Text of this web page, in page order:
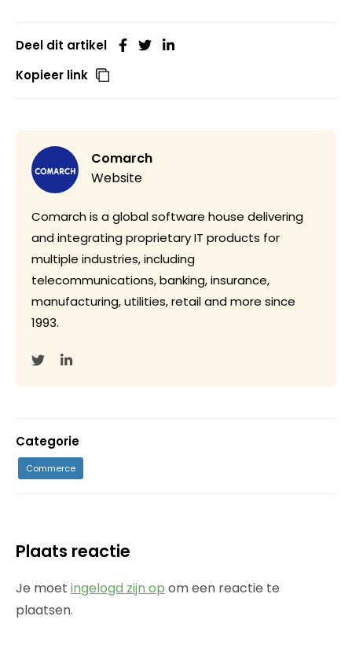
Deel dit artikel
Kopieer link
Comarch
Website
Comarch is a global software house delivering
and integrating proprietary IT products for
multiple industries, including
telecommunications, banking, insurance,
manufacturing, utilities, retail and more since
1993.
Categorie
Commerce
Plaats reactie
Je moet ingelogd zijn op om een reactie te
plaatsen.